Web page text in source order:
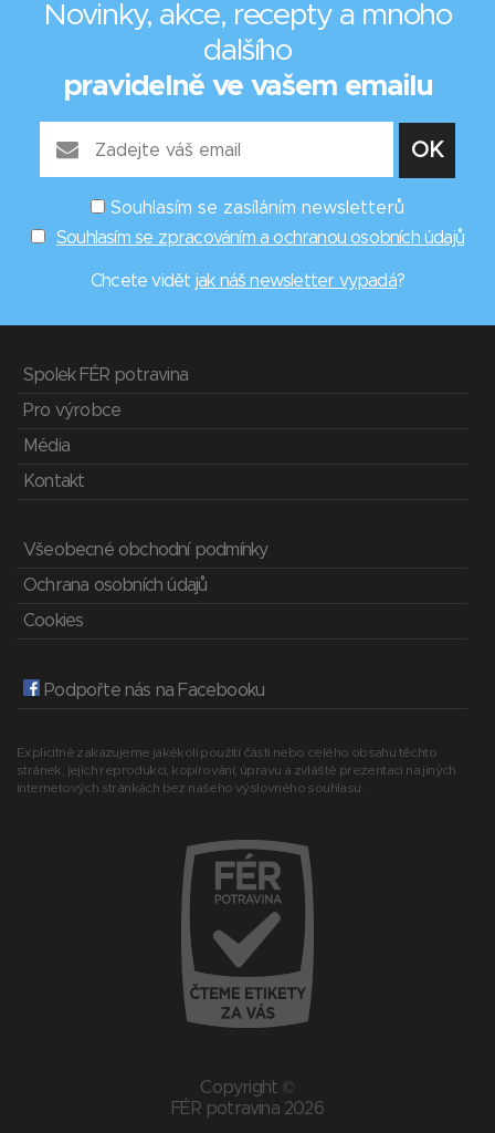
Novinky, akce, recepty a mnoho
dalšího
pravidelně ve vašem emailu
Souhlasím se zasíláním newsletterů
Souhlasím se zpracováním a ochranou osobních údajů
Chcete vidět jak náš newsletter vypadá?
Spolek FÉR potravina
Pro výrobce
Média
Kontakt
Všeobecné obchodní podmínky
Ochrana osobních údajů
Cookies
Podpořte nás na Facebooku
Explicitně zakazujeme jakékoli použití části nebo celého obsahu těchto
stránek, jejich reprodukci, kopírování, úpravu a zvláště prezentaci na jiných
internetových stránkách bez našeho výslovného souhlasu.
Copyright ©
FÉR potravina 2026